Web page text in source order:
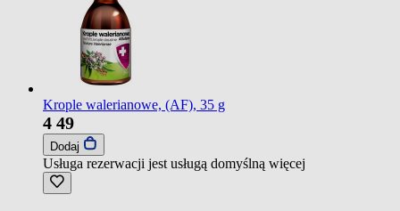
Krople walerianowe, (AF), 35 g
4 49
Dodaj
Usługa rezerwacji jest usługą domyślną więcej